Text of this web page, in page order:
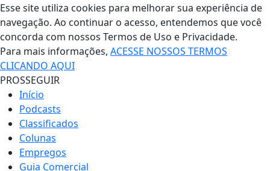
Esse site utiliza cookies para melhorar sua experiência de
navegação. Ao continuar o acesso, entendemos que você
concorda com nossos Termos de Uso e Privacidade.
Para mais informações, ACESSE NOSSOS TERMOS
CLICANDO AQUI
PROSSEGUIR
Início
Podcasts
Classificados
Colunas
Empregos
Guia Comercial